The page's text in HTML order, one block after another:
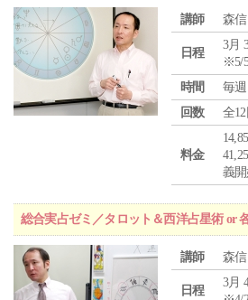
講師 森
日程
3月
※5/
時間
毎
回数
全
料金
義開
総合実占ゼミ／タロット＆西洋占星術 or
講師 森
日程
3月